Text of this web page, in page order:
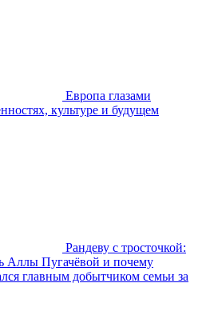
Европа глазами
культуре и будущем
Рандеву с тросточкой:
Аллы Пугачёвой и почему
главным добытчиком семьи за